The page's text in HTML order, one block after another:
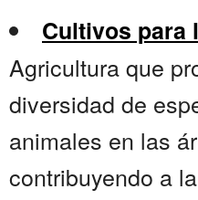
Cultivos para
Agricultura que
diversidad de
animales en las
contribuyendo a